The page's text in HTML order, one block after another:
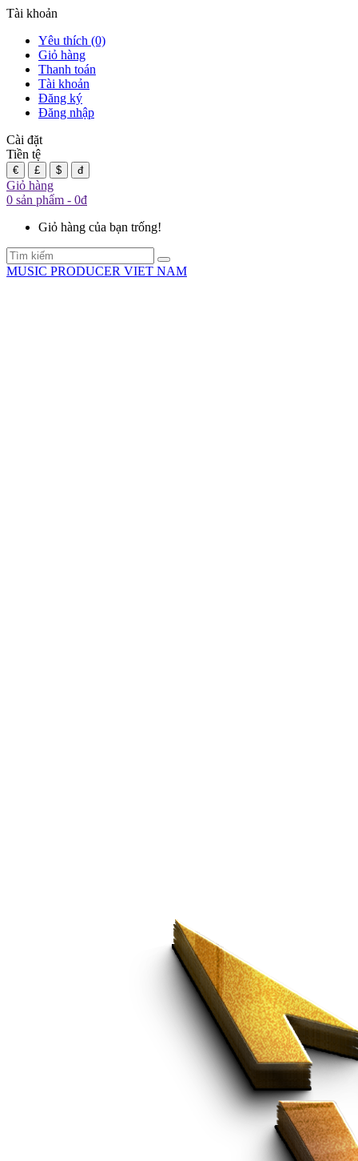
Tài khoản
Yêu thích (0)
Giỏ hàng
Thanh toán
Tài khoản
Đăng ký
Đăng nhập
Cài đặt
Tiền tệ
€ £ $ đ
Giỏ hàng
0 sản phẩm - 0đ
Giỏ hàng của bạn trống!
MUSIC PRODUCER VIET NAM